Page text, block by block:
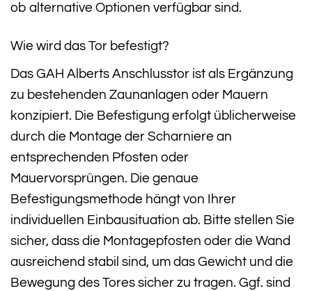
ob alternative Optionen verfügbar sind.
Wie wird das Tor befestigt?
Das GAH Alberts Anschlusstor ist als Ergänzung
zu bestehenden Zaunanlagen oder Mauern
konzipiert. Die Befestigung erfolgt üblicherweise
durch die Montage der Scharniere an
entsprechenden Pfosten oder
Mauervorsprüngen. Die genaue
Befestigungsmethode hängt von Ihrer
individuellen Einbausituation ab. Bitte stellen Sie
sicher, dass die Montagepfosten oder die Wand
ausreichend stabil sind, um das Gewicht und die
Bewegung des Tores sicher zu tragen. Ggf. sind